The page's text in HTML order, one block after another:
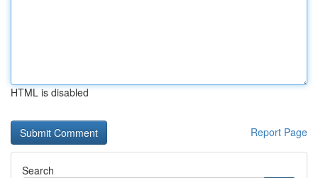
HTML is disabled
Report Page
Search